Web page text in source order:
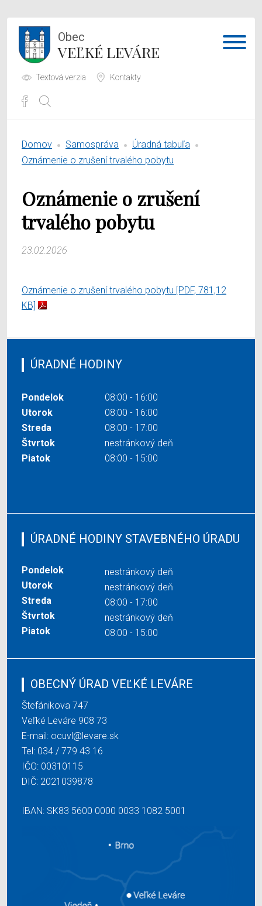
Obec
VEĽKÉ LEVÁRE
Textová verzia Kontakty
Samospráva
Domov Samospráva
Úradná tabuľa
Oznámenie o zrušení trvalého pobytu
Oznámenie o zrušení
trvalého pobytu
23.02.2026
Oznámenie o zrušení trvalého pobytu [PDF, 781,12
KB]
ÚRADNÉ HODINY
Pondelok
08:00 - 16:00
Utorok
08:00 - 16:00
Streda
08:00 - 17:00
Štvrtok
nestránkový deň
Piatok
08:00 - 15:00
ÚRADNÉ HODINY STAVEBNÉHO ÚRADU
Pondelok
nestránkový deň
Utorok
nestránkový deň
Streda
08:00 - 17:00
Štvrtok
nestránkový deň
Piatok
08:00 - 15:00
OBECNÝ ÚRAD VEĽKÉ LEVÁRE
Štefánikova 747
Veľké Leváre 908 73
E-mail: ocuvl@levare.sk
Tel: 034 / 779 43 16
IČO: 00310115
DIČ: 2021039878
IBAN: SK83 5600 0000 0033 1082 5001